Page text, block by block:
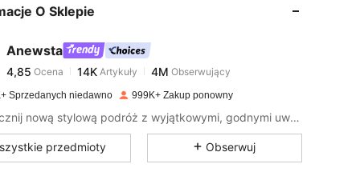
O Sklepie
Anewsta
4,85 14K
Ocena 14KArtykuły
b***7 zapłacono1 dzień temu
4,85
Sprzedanych niedawno 999K+ Zakup ponowny
Rozpocznij nową stylową podróż z wyjątkowymi, godnymi uwagi elementami, które pobudzą nowe inspiracje.
przedmioty Obserwuj